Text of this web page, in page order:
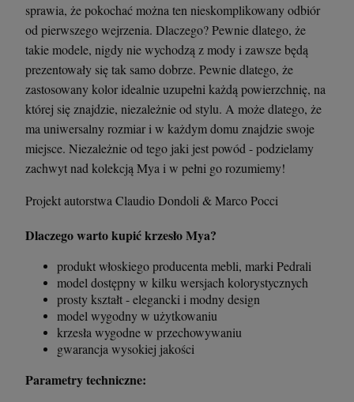
Stolik kawowy Oveo 46 cm antracytowy -
Ferne
379,00 zł
Krzesło Vanity Scab Design - transparentne
397,00 zł
sprawia, że pokochać można ten nieskomplikowany odbiór
od pierwszego wejrzenia. Dlaczego? Pewnie dlatego, że
takie modele, nigdy nie wychodzą z mody i zawsze będą
prezentowały się tak samo dobrze. Pewnie dlatego, że
zastosowany kolor idealnie uzupełni każdą powierzchnię, na
której się znajdzie, niezależnie od stylu. A może dlatego, że
ma uniwersalny rozmiar i w każdym domu znajdzie swoje
miejsce. Niezależnie od tego jaki jest powód - podzielamy
zachwyt nad kolekcją Mya i w pełni go rozumiemy!
Projekt autorstwa Claudio Dondoli & Marco Pocci
Dlaczego warto kupić krzesło Mya?
produkt włoskiego producenta mebli, marki Pedrali
model dostępny w kilku wersjach kolorystycznych
prosty kształt - elegancki i modny design
model wygodny w użytkowaniu
krzesła wygodne w przechowywaniu
gwarancja wysokiej jakości
Parametry techniczne: